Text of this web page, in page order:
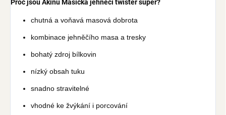
Proč jsou Akinu Masíčka jehněčí twister super?
chutná a voňavá masová dobrota
kombinace jehněčího masa a tresky
bohatý zdroj bílkovin
nízký obsah tuku
snadno stravitelné
vhodné ke žvýkání i porcování